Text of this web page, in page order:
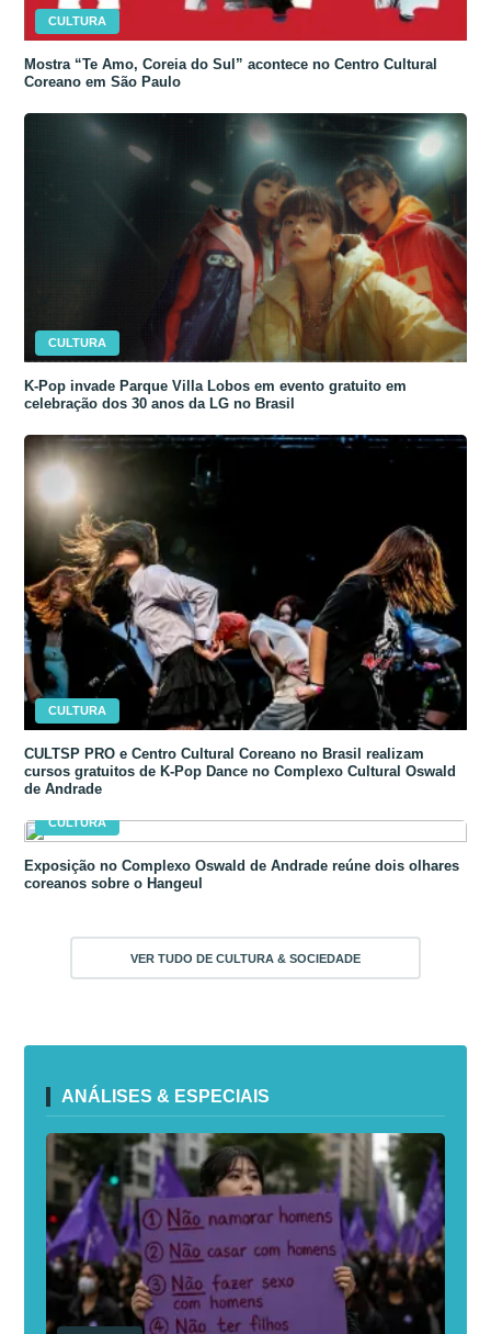
CULTURA
Mostra “Te Amo, Coreia do Sul” acontece no Centro Cultural
Coreano em São Paulo
CULTURA
K-Pop invade Parque Villa Lobos em evento gratuito em
celebração dos 30 anos da LG no Brasil
CULTURA
CULTSP PRO e Centro Cultural Coreano no Brasil realizam
cursos gratuitos de K-Pop Dance no Complexo Cultural Oswald
de Andrade
CULTURA
Exposição no Complexo Oswald de Andrade reúne dois olhares
coreanos sobre o Hangeul
VER TUDO DE CULTURA & SOCIEDADE
ANÁLISES & ESPECIAIS